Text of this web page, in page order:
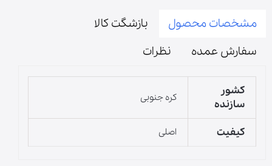
مشخصات محصول
بازشگت کالا
سفارش عمده
نظرات
کشور
سازنده
کره جنوبی
کیفیت اصلی